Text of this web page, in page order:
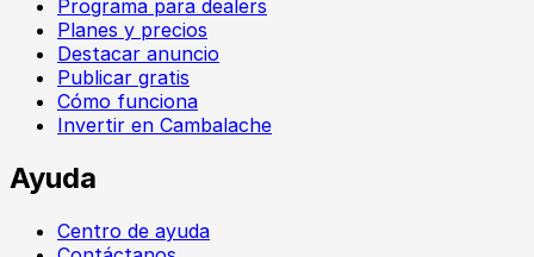
Programa para dealers
Planes y precios
Destacar anuncio
Publicar gratis
Cómo funciona
Invertir en Cambalache
Ayuda
Centro de ayuda